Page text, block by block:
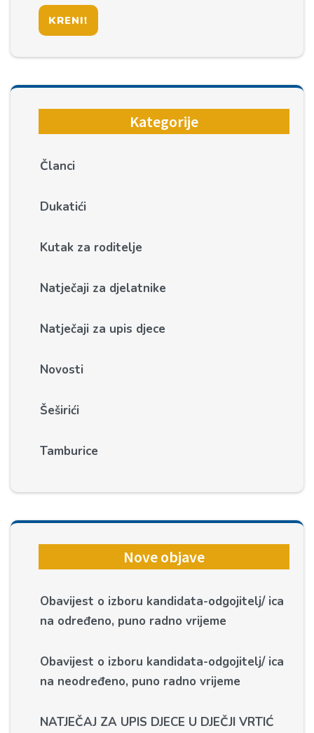
KRENI!
Kategorije
Članci
Dukatići
Kutak za roditelje
Natječaji za djelatnike
Natječaji za upis djece
Novosti
Šeširići
Tamburice
Nove objave
Obavijest o izboru kandidata-odgojitelj/ ica
na određeno, puno radno vrijeme
Obavijest o izboru kandidata-odgojitelj/ ica
na neodređeno, puno radno vrijeme
NATJEČAJ ZA UPIS DJECE U DJEČJI VRTIĆ